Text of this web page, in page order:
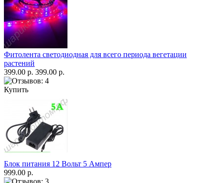
Фитолента светодиодная для всего периода вегетации
растений
399.00 р. 399.00 р.
Купить
Блок питания 12 Вольт 5 Ампер
999.00 р.